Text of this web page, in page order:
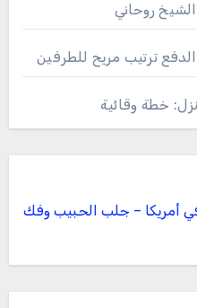
روحاني
ترتيب مريح للطرفين
خطة وقائية
أمريكا – جلب الحبيب وفك